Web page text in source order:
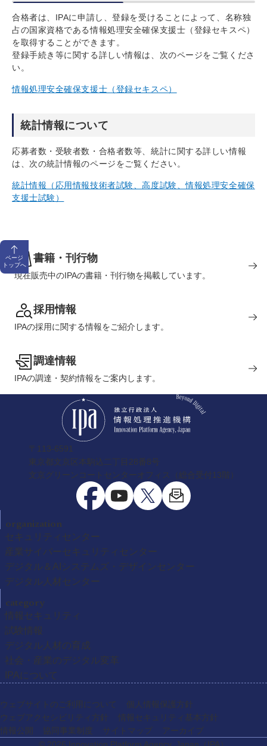
合格者は、IPAに申請し、登録を受けることによって、名称独
占の国家資格である情報処理安全確保支援士（登録セキスペ）
を取得することができます。
登録手続き等に関する詳しい情報は、次のページをご覧くださ
い。
情報処理安全確保支援士（登録セキスペ）
統計情報について
応募者数・受験者数・合格者数等、統計に関する詳しい情報
は、次の統計情報のページをご覧ください。
統計情報（応用情報技術者試験、高度試験、情報処理安全確保
支援士試験）
ページ
トップへ
書籍・刊行物
現在販売中のIPAの書籍・刊行物を掲載しています。
採用情報
IPAの採用に関する情報をご紹介します。
調達情報
IPAの調達・契約情報をご案内します。
〒113-6591
東京都文京区本駒込二丁目28番8号
文京グリーンコートセンターオフィス（総合受付13階）
organization
セキュリティセンター
産業サイバーセキュリティセンター
デジタル＆AIシステムズ・デザインセンター
デジタル人材センター
category
情報セキュリティ
試験情報
デジタル人材の育成
社会・産業のデジタル変革
IPAについて
ウェブサイトのご利用について
個人情報保護方針
ウェブアクセシビリティ方針
情報セキュリティ基本方針
情報公開
協同事業制度 サイトマップ
アーカイブ